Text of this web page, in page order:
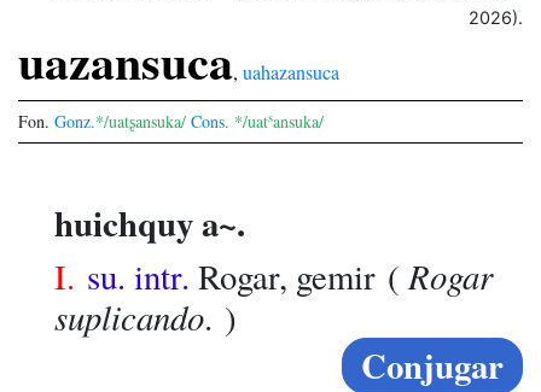
2026).
uazansuca, uahazansuca
Fon. Gonz.*/uatʂansuka/ Cons. */uatsansuka/
huichquy a~.
I. su. intr. Rogar, gemir ( Rogar
suplicando. )
Conjugar